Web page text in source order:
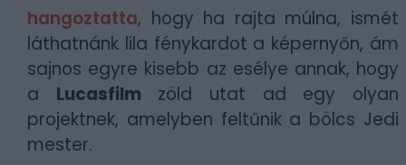
hangoztatta, hogy ha rajta múlna, ismét
láthatnánk lila fénykardot a képernyőn, ám
sajnos egyre kisebb az esélye annak, hogy
a Lucasfilm zöld utat ad egy olyan
projektnek, amelyben feltűnik a bölcs Jedi
mester.